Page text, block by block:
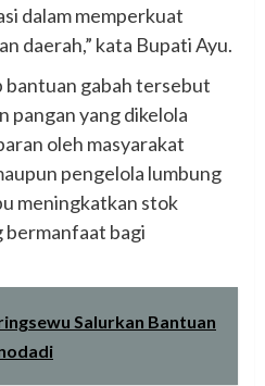
dalam memperkuat
daerah,” kata Bupati Ayu.
bantuan gabah tersebut
pangan yang dikelola
oleh masyarakat
pengelola lumbung
meningkatkan stok
bermanfaat bagi
Salurkan Bantuan